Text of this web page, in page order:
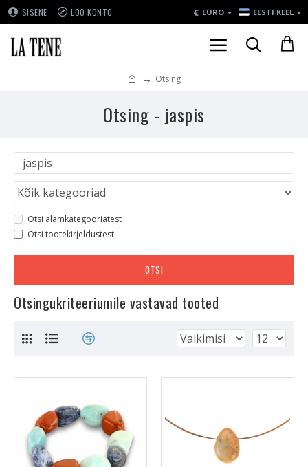
SISENE LOO KONTO € EURO EESTI KEEL
Otsing
Otsing - jaspis
Otsi alamkategooriatest
Otsi tootekirjeldustest
OTSI
Otsingukriteeriumile vastavad tooted